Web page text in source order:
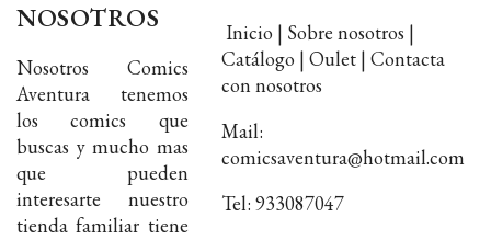
NOSOTROS
Nosotros Comics
Aventura tenemos
los comics que
buscas y mucho mas
que pueden
interesarte nuestro
tienda familiar tiene
Inicio | Sobre nosotros |
Catálogo | Oulet | Contacta
con nosotros
Mail:
comicsaventura@hotmail.com
Tel: 933087047